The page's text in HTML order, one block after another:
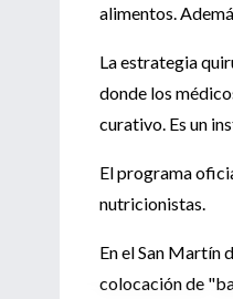
alimentos.
La estrategia
donde los
curativo. Es un
El programa
nutricionistas.
En el San Martín
colocación de